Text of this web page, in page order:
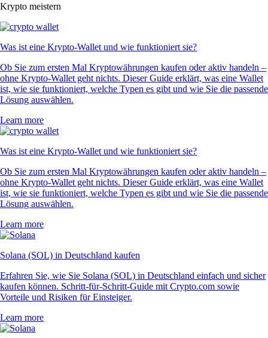
Krypto meistern
Was ist eine Krypto-Wallet und wie funktioniert sie?
Ob Sie zum ersten Mal Kryptowährungen kaufen oder aktiv handeln –
ohne Krypto-Wallet geht nichts. Dieser Guide erklärt, was eine Wallet
ist, wie sie funktioniert, welche Typen es gibt und wie Sie die passende
Lösung auswählen.
Learn more
Was ist eine Krypto-Wallet und wie funktioniert sie?
Ob Sie zum ersten Mal Kryptowährungen kaufen oder aktiv handeln –
ohne Krypto-Wallet geht nichts. Dieser Guide erklärt, was eine Wallet
ist, wie sie funktioniert, welche Typen es gibt und wie Sie die passende
Lösung auswählen.
Learn more
Solana (SOL) in Deutschland kaufen
Erfahren Sie, wie Sie Solana (SOL) in Deutschland einfach und sicher
kaufen können. Schritt-für-Schritt-Guide mit Crypto.com sowie
Vorteile und Risiken für Einsteiger.
Learn more